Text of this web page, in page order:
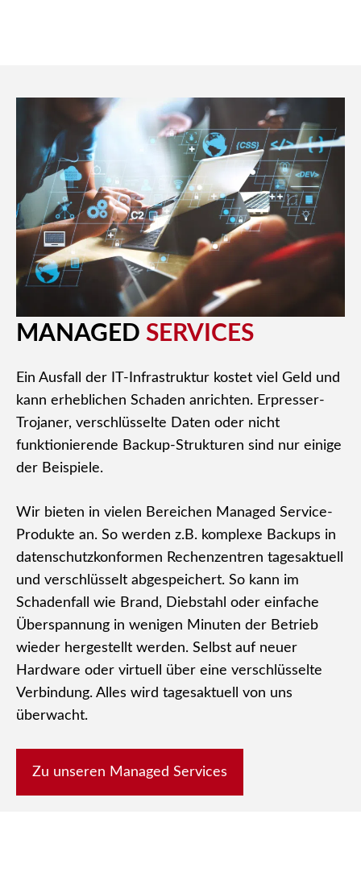
MANAGED SERVICES
Ein Ausfall der IT-Infrastruktur kostet viel Geld und
kann erheblichen Schaden anrichten. Erpresser-
Trojaner, verschlüsselte Daten oder nicht
funktionierende Backup-Strukturen sind nur einige
der Beispiele.
Wir bieten in vielen Bereichen Managed Service-
Produkte an. So werden z.B. komplexe Backups in
datenschutzkonformen Rechenzentren tagesaktuell
und verschlüsselt abgespeichert. So kann im
Schadenfall wie Brand, Diebstahl oder einfache
Überspannung in wenigen Minuten der Betrieb
wieder hergestellt werden. Selbst auf neuer
Hardware oder virtuell über eine verschlüsselte
Verbindung. Alles wird tagesaktuell von uns
überwacht.
Zu unseren Managed Services